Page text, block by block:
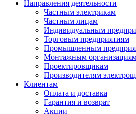
Направления деятельности
Частным электрикам
Частным лицам
Индивидуальным
Торговым предприятиям
Промышленным
Монтажным
Проектировщикам
Производителям
Клиентам
Оплата и доставка
Гарантия и возврат
Акции